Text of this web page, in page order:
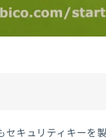
キュリティキーを